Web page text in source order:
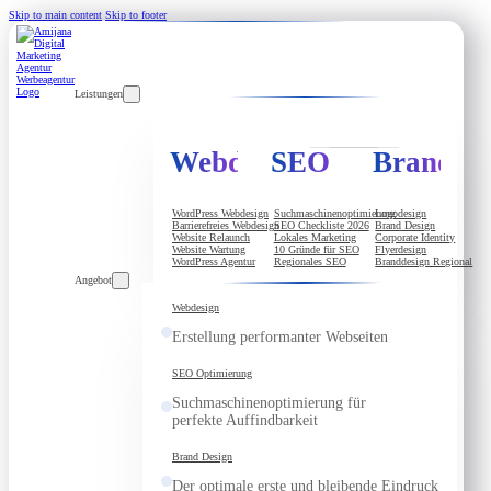
Skip to main content Skip to footer
Leistungen
Webdesign
WordPress Webdesign
Barrierefreies Webdesign
Website Relaunch
Website Wartung
WordPress Agentur
SEO
Suchmaschinenoptimierung
SEO Checkliste 2026
Lokales Marketing
10 Gründe für SEO
Regionales SEO
Logodesign
Brand Design
Corporate Identity
Flyerdesign
Branddesign Regional
Angebot
Webdesign
Erstellung performanter Webseiten
SEO Optimierung
Suchmaschinenoptimierung für
perfekte Auffindbarkeit
Brand Design
Der optimale erste und bleibende Eindruck